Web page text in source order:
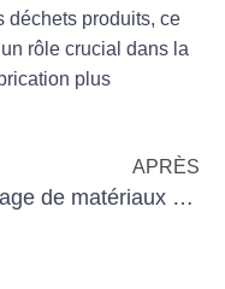
déchets produits, ce
rôle crucial dans la
plus
APRÈS
Usinage de matériaux composites : enjeux et solutions